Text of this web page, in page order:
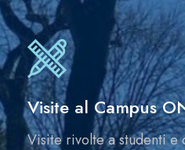
Visite al Campus
Visite rivolte a studenti